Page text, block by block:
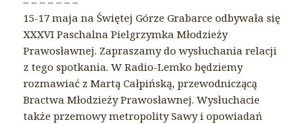
15-17 maja na Świętej Górze Grabarce odbywała się
XXXVI Paschalna Pielgrzymka Młodzieży
Prawosławnej. Zapraszamy do wysłuchania relacji
z tego spotkania. W Radio-Lemko będziemy
rozmawiać z Martą Całpińską, przewodniczącą
Bractwa Młodzieży Prawosławnej. Wysłuchacie
także przemowy metropolity Sawy i opowiadań